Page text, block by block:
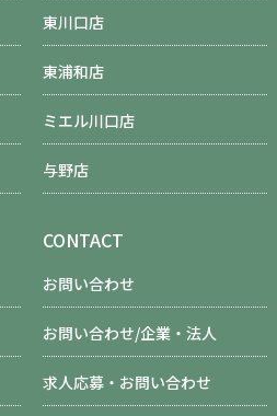
東川口店
東浦和店
ミエル川口店
与野店
CONTACT
お問い合わせ
お問い合わせ/企業・法人
求人応募・お問い合わせ